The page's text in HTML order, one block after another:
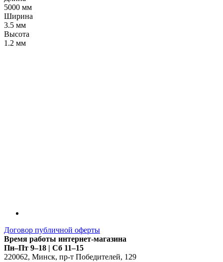
5000 мм
Ширина
3.5 мм
Высота
1.2 мм
Договор публичной оферты
Время работы интернет-магазина
Пн–Пт 9–18 | Сб 11–15
220062, Минск, пр-т Победителей, 129